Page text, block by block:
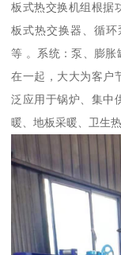
板式热交换机组根据
板式热交换器、循
等 。系统：泵、膨胀
在一起，大大为客户
泛应用于锅炉、集中
暖、地板采暖、卫生热